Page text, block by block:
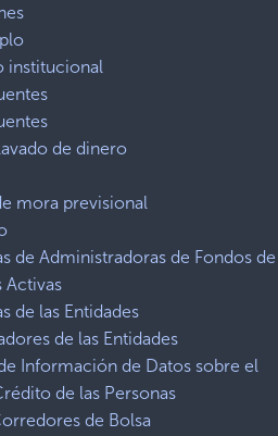
institucional
de dinero
mora previsional
de Administradoras de Fondos de
Activas
de las Entidades
de las Entidades
Información de Datos sobre el
de las Personas
de Bolsa